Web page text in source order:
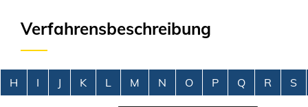
Verfahrensbeschreibung
Alphabetisches Register überspringen
H I J K L M N O P Q R S